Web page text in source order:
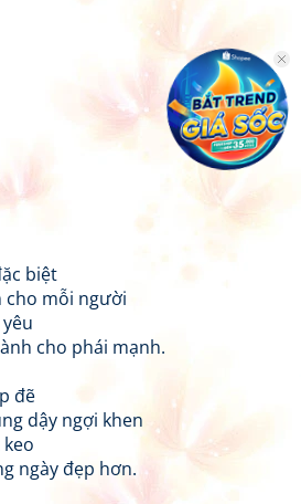
biệt
cho mỗi người
cho phái mạnh.
đẽ
dậy ngợi khen
ngày đẹp hơn.